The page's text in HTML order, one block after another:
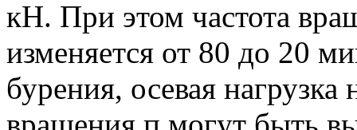
кН. При этом частота
изменяется от 80 до 20
бурения, осевая нагрузка